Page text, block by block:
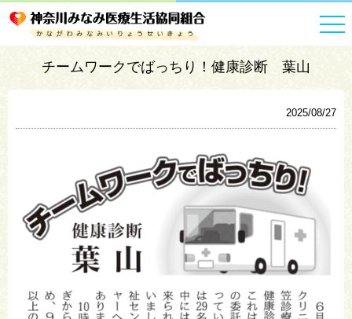
HOME お知らせ一覧 チームワークでばっちり！健康診断 葉山
チームワークでばっちり！健康診断 葉山
2025/08/27